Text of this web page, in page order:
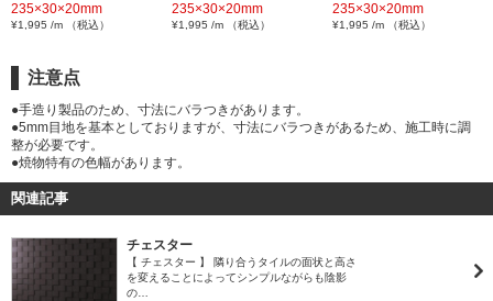
235×30×20mm
¥1,995 /m （税込）
235×30×20mm
¥1,995 /m （税込）
235×30×20mm
¥1,995 /m （税込）
注意点
●手造り製品のため、寸法にバラつきがあります。
●5mm目地を基本としておりますが、寸法にバラつきがあるため、施工時に調
整が必要です。
●焼物特有の色幅があります。
関連記事
チェスター
【 チェスター 】 隣り合うタイルの面状と高さ
を変えることによってシンプルながらも陰影
の…